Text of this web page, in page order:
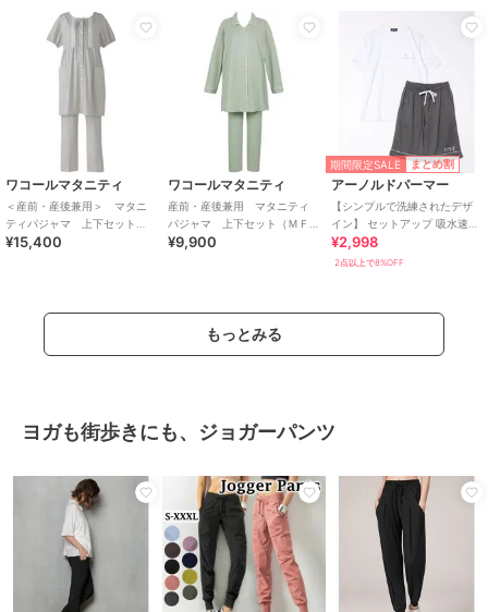
ワコールマタニティ
＜産前・産後兼用＞ マタニ
ティパジャマ 上下セット
（ＭＦＹ１１３）
¥15,400
ワコールマタニティ
産前・産後兼用 マタニティ
パジャマ 上下セット（ＭＦ
Ｙ０７０）
¥9,900
期間限定SALE まとめ割
アーノルドパーマー
【シンプルで洗練されたデザ
イン】 セットアップ 吸水速乾
半袖 Tシャツ×ハーフパンツ
¥2,998
2点以上で8%OFF
もっとみる
ヨガも街歩きにも、ジョガーパンツ